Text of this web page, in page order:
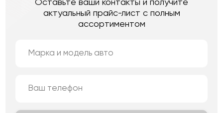
Оставьте ваши контакты и получите
актуальный прайс-лист с полным
ассортиментом